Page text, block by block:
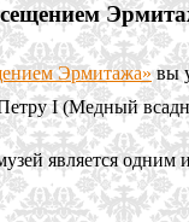
Эрмитажа»вы
I (Медный
является